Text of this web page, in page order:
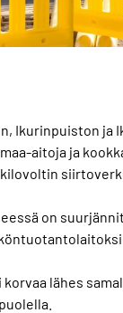
Ikurinpuiston
aitoja ja
on
lähes